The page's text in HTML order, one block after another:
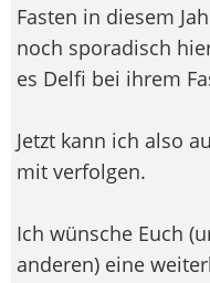
Fasten in diesem
noch sporadisch
es Delfi bei ihrem
Jetzt kann ich also
mit verfolgen.
Ich wünsche Euch
anderen) eine